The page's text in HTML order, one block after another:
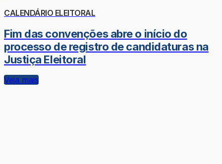
CALENDÁRIO ELEITORAL
Fim das convenções abre o início do
processo de registro de candidaturas na
Justiça Eleitoral
Veja mais